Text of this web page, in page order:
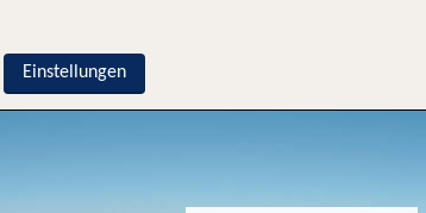
Einstellungen